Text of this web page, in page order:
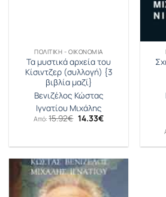
ΠΟΛΙΤΙΚΉ - ΟΙΚΟΝΟΜΊΑ
Τα μυστικά αρχεία του
Κίσιντζερ (συλλογή) {3
βιβλία μαζί}
Βενιζέλος Κώστας
Ιγνατίου Μιχάλης
Από:15.92€ Original
price
14.33€Η
14.33€.